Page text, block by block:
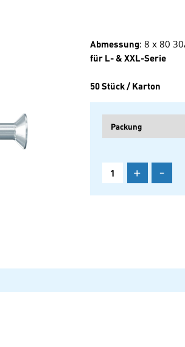
Abmessung: 8 x 80
für L- & XXL-Serie
50 Stück / Karton
+ -